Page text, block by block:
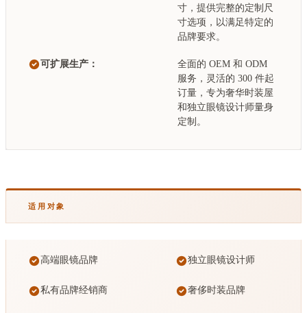
寸，提供完整的定制尺
寸选项，以满足特定的
品牌要求。
可扩展生产：
全面的 OEM 和 ODM
服务，灵活的 300 件起
订量，专为奢华时装屋
和独立眼镜设计师量身
定制。
适用对象
高端眼镜品牌 独立眼镜设计师
私有品牌经销商 奢侈时装品牌